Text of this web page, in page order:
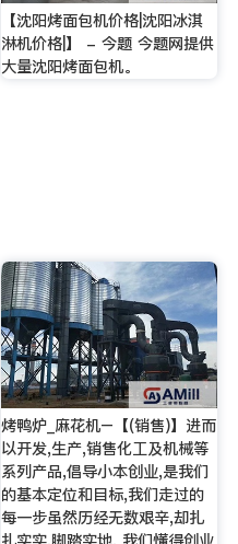
【沈阳烤面包机价格|沈阳冰淇
淋机价格|】 - 今题 今题网提供
大量沈阳烤面包机。
烤鸭炉_麻花机–【(销售)】进而
以开发,生产,销售化工及机械等
系列产品,倡导小本创业,是我们
的基本定位和目标,我们走过的
每一步虽然历经无数艰辛,却扎